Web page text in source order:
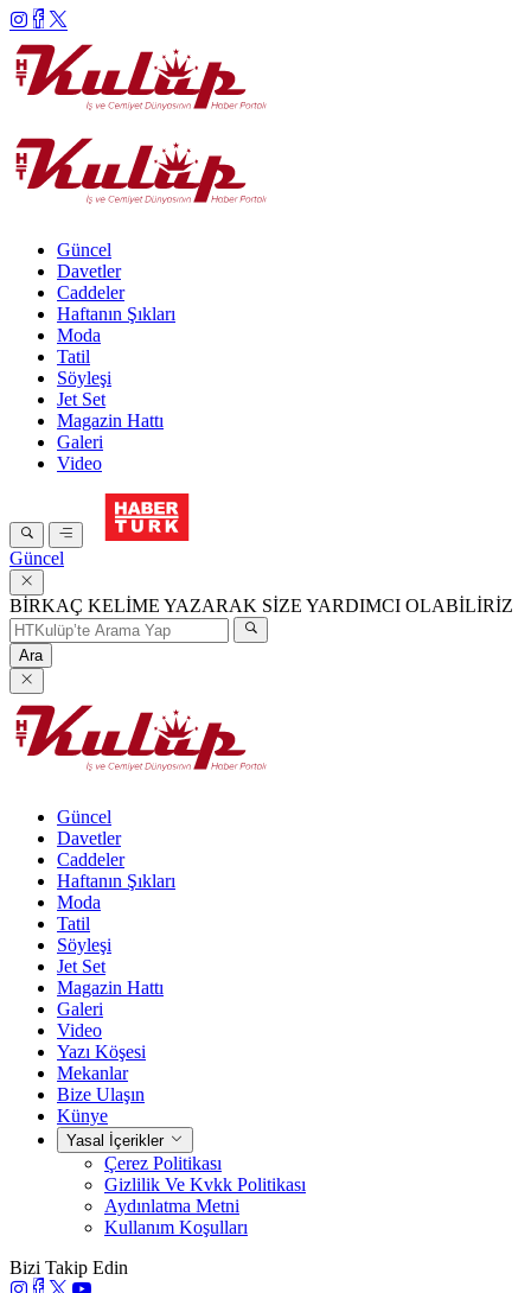
Güncel
Davetler
Caddeler
Haftanın Şıkları
Moda
Tatil
Söyleşi
Jet Set
Magazin Hattı
Galeri
Video
Güncel
BİRKAÇ KELİME YAZARAK SİZE YARDIMCI OLABİLİRİZ
Ara
Güncel
Davetler
Caddeler
Haftanın Şıkları
Moda
Tatil
Söyleşi
Jet Set
Magazin Hattı
Galeri
Video
Yazı Köşesi
Mekanlar
Bize Ulaşın
Künye
Yasal İçerikler
Çerez Politikası
Gizlilik Ve Kvkk Politikası
Aydınlatma Metni
Kullanım Koşulları
Bizi Takip Edin